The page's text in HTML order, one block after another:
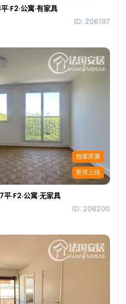
公寓·有家具
ID: 206197
独家房源
新房上线
·F2·公寓·无家具
ID: 206200